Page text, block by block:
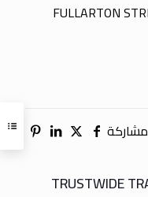
142 FULLARTON
مشاركة